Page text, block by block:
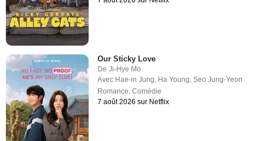
Our Sticky Love
DeJi-Hye Mo
Avec Hae-in Jung, Ha Young,Seo Jung-Yeon
Romance,Comédie
7 août 2026 sur Netflix